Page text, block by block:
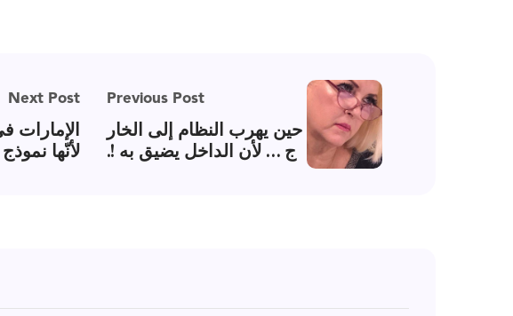
Previous Post
حين يهرب النظام إلى الخار
ج … لأن الداخل يضيق به !.
Next Post
الإمارات
لأنّها